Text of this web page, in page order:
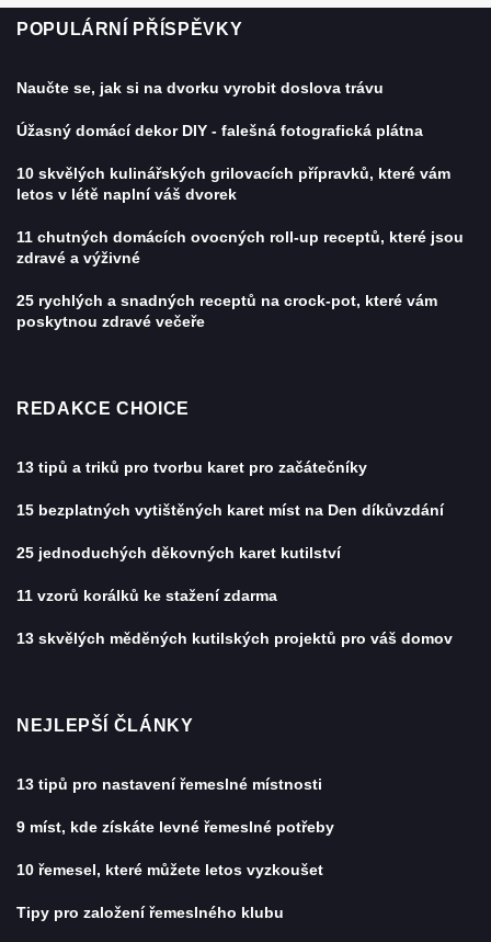
POPULÁRNÍ PŘÍSPĚVKY
Naučte se, jak si na dvorku vyrobit doslova trávu
Úžasný domácí dekor DIY - falešná fotografická plátna
10 skvělých kulinářských grilovacích přípravků, které vám
letos v létě naplní váš dvorek
11 chutných domácích ovocných roll-up receptů, které jsou
zdravé a výživné
25 rychlých a snadných receptů na crock-pot, které vám
poskytnou zdravé večeře
REDAKCE CHOICE
13 tipů a triků pro tvorbu karet pro začátečníky
15 bezplatných vytištěných karet míst na Den díkůvzdání
25 jednoduchých děkovných karet kutilství
11 vzorů korálků ke stažení zdarma
13 skvělých měděných kutilských projektů pro váš domov
NEJLEPŠÍ ČLÁNKY
13 tipů pro nastavení řemeslné místnosti
9 míst, kde získáte levné řemeslné potřeby
10 řemesel, které můžete letos vyzkoušet
Tipy pro založení řemeslného klubu